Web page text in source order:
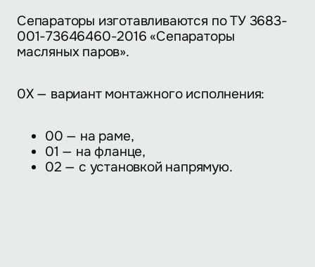
Сепараторы изготавливаются по ТУ 3683-
001-73646460-2016 «Сепараторы
масляных паров».
0Х — вариант монтажного исполнения:
00 — на раме,
01 — на фланце,
02 — с установкой напрямую.